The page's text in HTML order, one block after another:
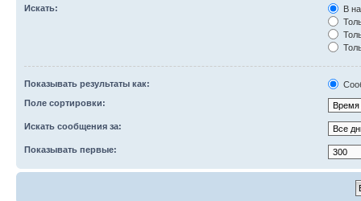
Искать:
В
Показывать результаты как:
Поле сортировки:
Искать сообщения за:
Показывать первые: